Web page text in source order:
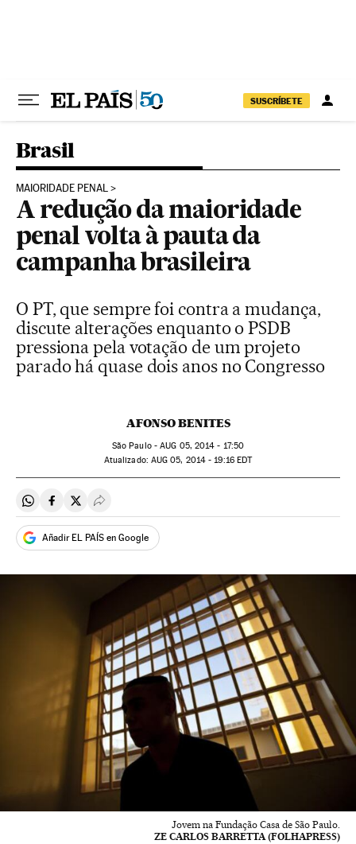
SUSCRÍBETE
Brasil
MAIORIDADE PENAL
A redução da maioridade
penal volta à pauta da
campanha brasileira
O PT, que sempre foi contra a mudança,
discute alterações enquanto o PSDB
pressiona pela votação de um projeto
parado há quase dois anos no Congresso
AFONSO BENITES
São Paulo -AUG 05, 2014 - 17:50
atualizado: AUG 05, 2014 - 19:16EDT
Compartir en Whatsapp
Compartir en Facebook
Compartir en Twitter
Desplegar Redes Sociales
Añadir EL PAÍS en Google
Jovem na Fundação Casa de São Paulo.
ZE CARLOS BARRETTA (FOLHAPRESS)